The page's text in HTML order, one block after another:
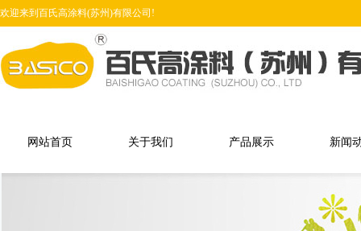
欢迎来到百氏高涂料(苏州)有限公司!
网站首页 关于我们 产品展示 新闻